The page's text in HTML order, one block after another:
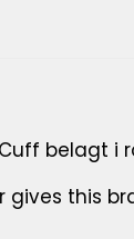
belagt i
gives this